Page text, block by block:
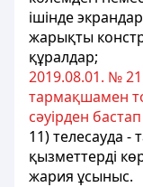
ішінде
жарықты
құралдар;
2019.08.01. №
тармақшамен
сәуірден
11) телесауда -
қызметтерді
жария ұсыныс.